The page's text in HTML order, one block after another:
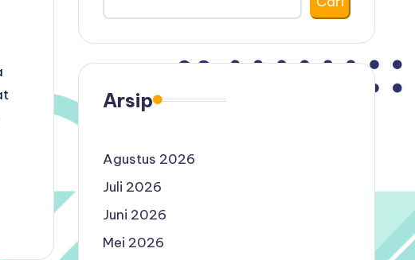
Arsip
Agustus 2026
Juli 2026
Juni 2026
Mei 2026